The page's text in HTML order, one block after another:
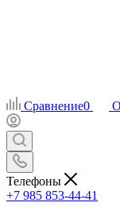
Сравнение0
Телефоны
+7 985 853-44-41